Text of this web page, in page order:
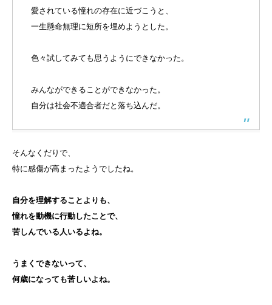
愛されている憧れの存在に近づこうと、
一生懸命無理に短所を埋めようとした。
色々試してみても思うようにできなかった。
みんなができることができなかった。
自分は社会不適合者だと落ち込んだ。
そんなくだりで、
特に感傷が高まったようでしたね。
自分を理解することよりも、
憧れを動機に行動したことで、
苦しんでいる人いるよね。
うまくできないって、
何歳になっても苦しいよね。